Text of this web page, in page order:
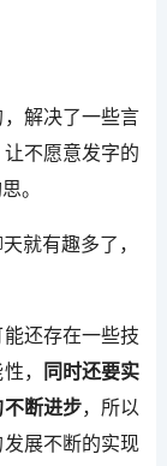
解决了一些言
不愿意发字的
。
还存在一些技
，
同时还要实
断进步，所以
展不断的实现